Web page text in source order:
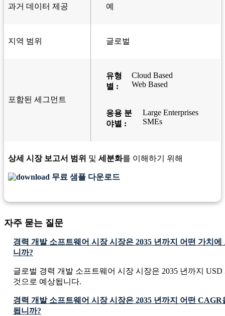
과거 데이터 제공 예
지역 범위 글로벌
포함된 세그먼트
유형
별 :
Cloud Based
Web Based
응용 분
야별 :
Large Enterprises
SMEs
상세 시장 보고서 범위 및 세분화를 이해하기 위해
무료 샘플 다운로드
자주 묻는 질문
경력 개발 소프트웨어 시장 시장은 2035 년까지 어떤 가치
니까?
글로벌 경력 개발 소프트웨어 시장 시장은 2035 년까지
것으로 예상됩니다.
경력 개발 소프트웨어 시장 시장은 2035 년까지 어떤
됩니까?